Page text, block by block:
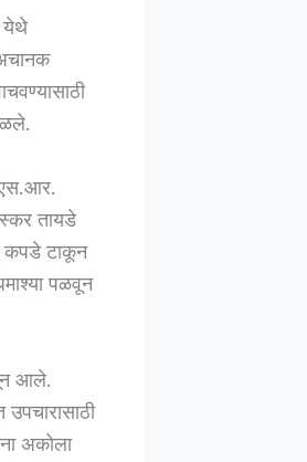
येथे
एस.आर.
तायडे
कपडे टाकून
पळवून
आले.
अकोला